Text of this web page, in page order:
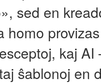
sed en
homo
kaj
ŝablonoj en